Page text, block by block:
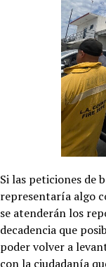
Si las peticiones de
representaría algo
se atenderán los
decadencia que
poder volver a
con la ciudadanía